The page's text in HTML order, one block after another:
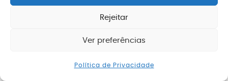
Rejeitar
Ver preferências
Política de Privacidade
Isto porque ele precisa da perna para exercer a
Se esta lesão na perna for curável, a sua
incapacidade é apenas temporária. Neste caso,